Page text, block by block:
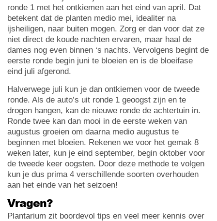
ronde 1 met het ontkiemen aan het eind van april. Dat
betekent dat de planten medio mei, idealiter na
ijsheiligen, naar buiten mogen. Zorg er dan voor dat ze
niet direct de koude nachten ervaren, maar haal de
dames nog even binnen ‘s nachts. Vervolgens begint de
eerste ronde begin juni te bloeien en is de bloeifase
eind juli afgerond.
Halverwege juli kun je dan ontkiemen voor de tweede
ronde. Als de auto’s uit ronde 1 geoogst zijn en te
drogen hangen, kan de nieuwe ronde de achtertuin in.
Ronde twee kan dan mooi in de eerste weken van
augustus groeien om daarna medio augustus te
beginnen met bloeien. Rekenen we voor het gemak 8
weken later, kun je eind september, begin oktober voor
de tweede keer oogsten. Door deze methode te volgen
kun je dus prima 4 verschillende soorten overhouden
aan het einde van het seizoen!
Vragen?
Plantarium zit boordevol tips en veel meer kennis over